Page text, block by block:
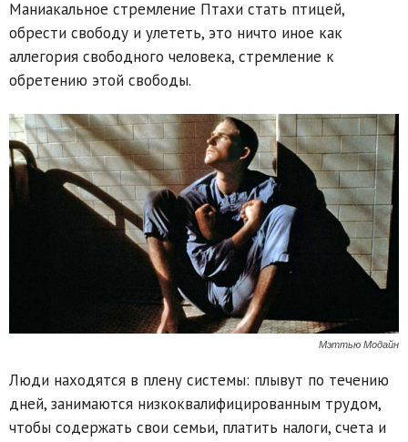
Маниакальное стремление Птахи стать птицей,
обрести свободу и улететь, это ничто иное как
аллегория свободного человека, стремление к
обретению этой свободы.
Мэттью Модайн
Люди находятся в плену системы: плывут по течению
дней, занимаются низкоквалифицированным трудом,
чтобы содержать свои семьи, платить налоги, счета и